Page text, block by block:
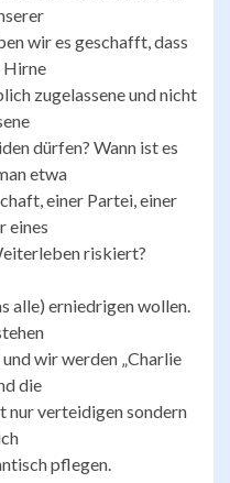
wir es geschafft, dass
Hirne
zugelassene und nicht
dürfen? Wann ist es
etwa
einer Partei, einer
eines
riskiert?
alle) erniedrigen wollen.
wir werden „Charlie
die
nur verteidigen sondern
pflegen.